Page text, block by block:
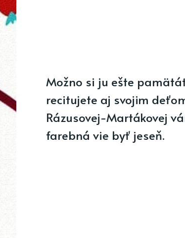
Možno si ju ešte
recitujete aj svojim
Rázusovej-Martákovej
farebná vie byť jeseň.